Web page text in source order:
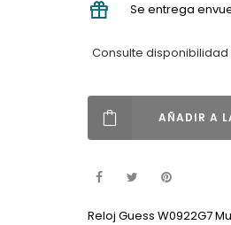
Se entrega
Consulte
AÑADIR A
Reloj Guess W0922G7